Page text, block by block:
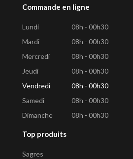
Commande en ligne
Lundi
08h - 00h30
Mardi
08h - 00h30
Mercredi
08h - 00h30
Jeudi
08h - 00h30
Vendredi
08h - 00h30
Samedi
08h - 00h30
Dimanche
08h - 00h30
Top produits
Sagres